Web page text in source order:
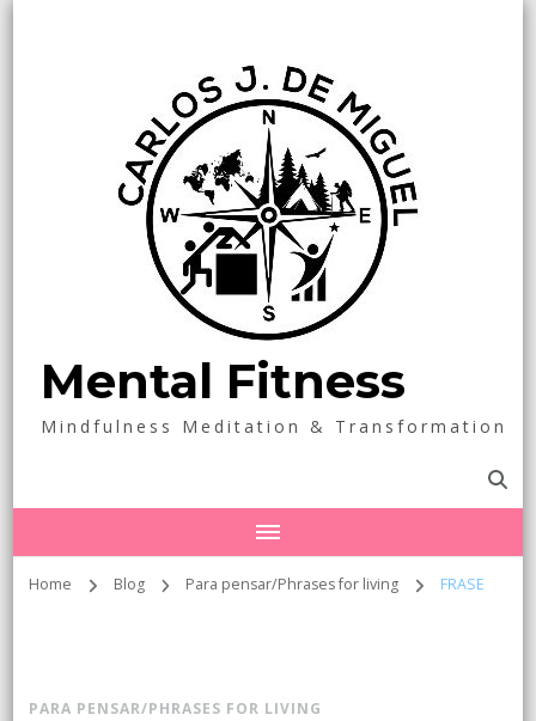
Mental Fitness
Mindfulness Meditation & Transformation
Home Blog Para pensar/Phrases for living FRASE
PARA PENSAR/PHRASES FOR LIVING